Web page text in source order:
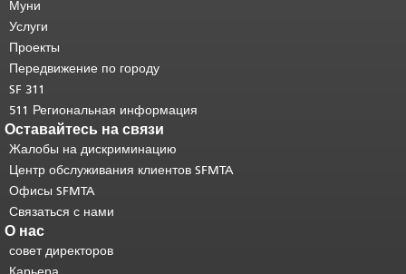
страницы.
страницы повторяется на каждой
странице.
основного содержимого .
Муни
Услуги
Проекты
Передвижение по городу
SF 311
511 Региональная информация
Оставайтесь на связи
Жалобы на дискриминацию
Центр обслуживания клиентов SFMTA
Офисы SFMTA
Связаться с нами
О нас
совет директоров